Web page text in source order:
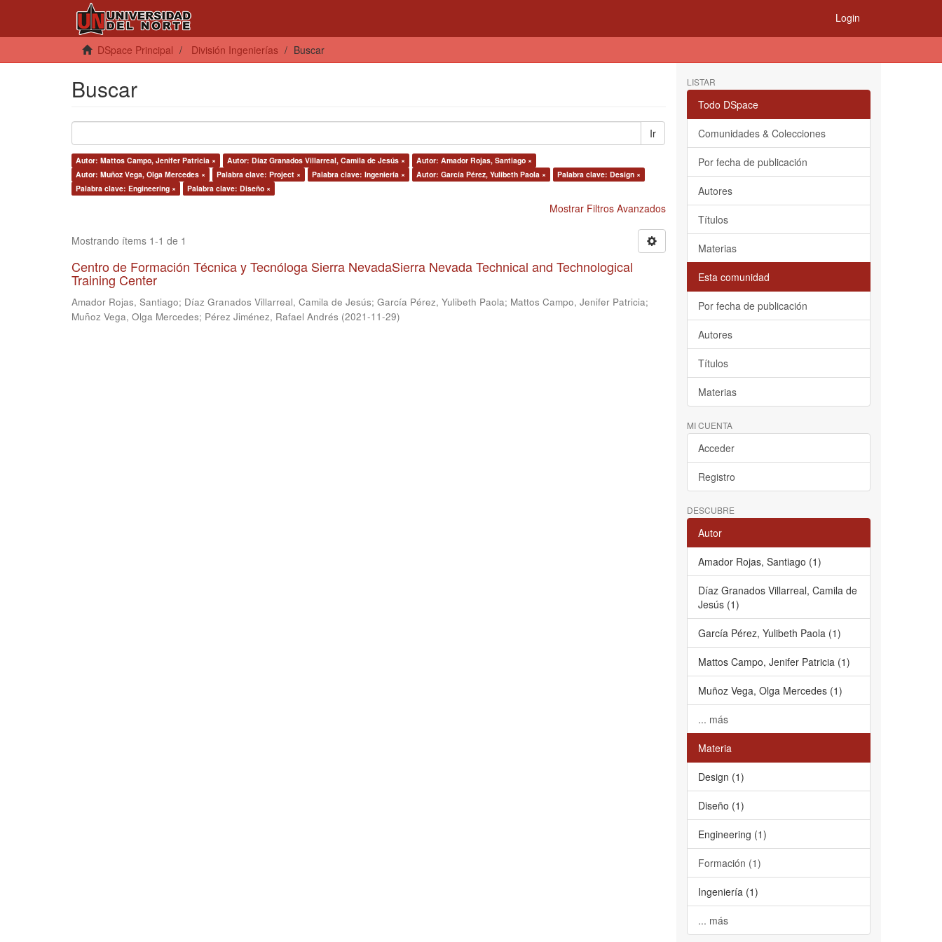
Login
DSpace Principal División Ingenierías Buscar
Buscar
Ir
Autor: Mattos Campo, Jenifer Patricia × Autor: Díaz Granados Villarreal, Camila de Jesús ×
Autor: Amador Rojas, Santiago ×
Autor: Muñoz Vega, Olga Mercedes ×
Palabra clave: Project × Palabra clave: Ingeniería × Autor: García Pérez, Yulibeth Paola ×
Palabra clave: Design ×
Palabra clave: Engineering ×
Palabra clave: Diseño ×
Mostrar Filtros Avanzados
Mostrando ítems 1-1 de 1
Centro de Formación Técnica y Tecnóloga Sierra NevadaSierra Nevada Technical and Technological
Training Center
Amador Rojas, Santiago; Díaz Granados Villarreal, Camila de Jesús; García Pérez, Yulibeth Paola; Mattos Campo, Jenifer Patricia;
Muñoz Vega, Olga Mercedes; Pérez Jiménez, Rafael Andrés (2021-11-29)
LISTAR
Todo DSpace
Comunidades & Colecciones
Por fecha de publicación
Autores
Títulos
Materias
Esta comunidad
Por fecha de publicación
Autores
Títulos
Materias
MI CUENTA
Acceder
Registro
DESCUBRE
Autor
Amador Rojas, Santiago (1)
Díaz Granados Villarreal, Camila de
Jesús (1)
García Pérez, Yulibeth Paola (1)
Mattos Campo, Jenifer Patricia (1)
Muñoz Vega, Olga Mercedes (1)
... más
Materia
Design (1)
Diseño (1)
Engineering (1)
Formación (1)
Ingeniería (1)
... más